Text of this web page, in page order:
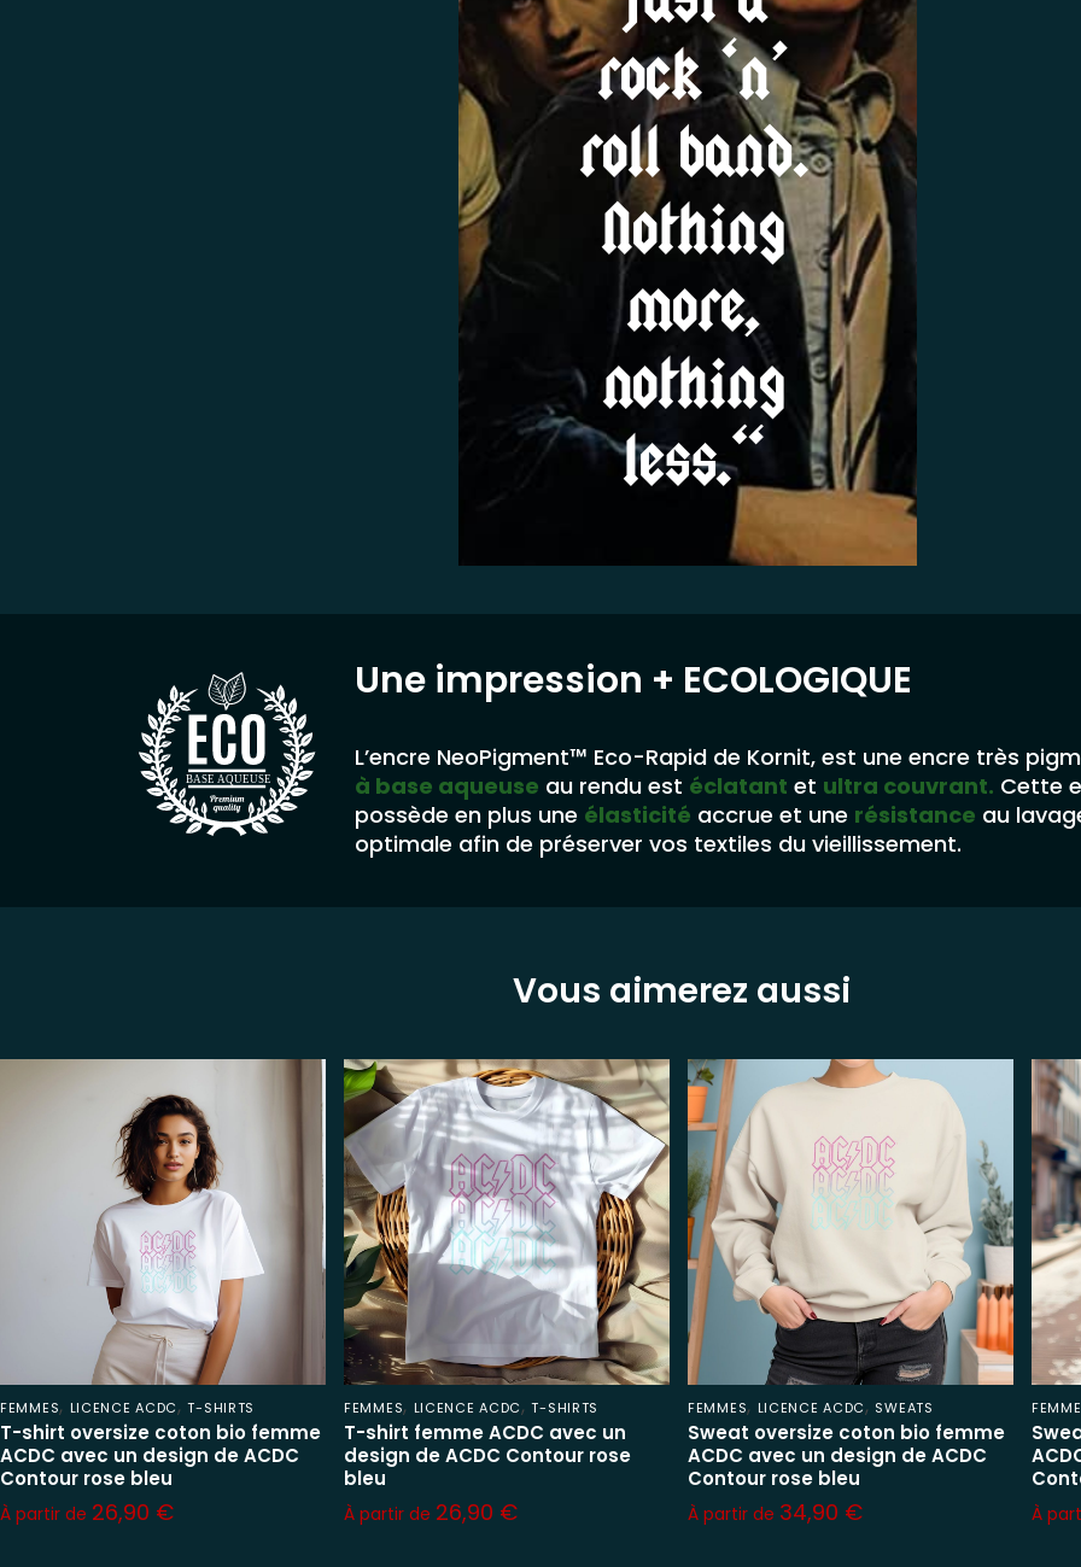
rock ‘n’
roll band.
Nothing
more,
nothing
less.“
BASE AQUEUSE
Une impression + ECOLOGIQUE
L’encre NeoPigment™ Eco-Rapid de Kornit, est une encre très
à base aqueuse au rendu est éclatant et ultra couvrant. Cette
possède en plus une élasticité accrue et une résistance au
optimale afin de préserver vos textiles du vieillissement.
Vous aimerez aussi
FEMMES, LICENCE ACDC,T-SHIRTS
T-shirt oversize coton bio femme
ACDC avec un design de ACDC
Contour rose bleu
À partir de 26,90 €
FEMMES, LICENCE ACDC,T-SHIRTS
T-shirt femme ACDC avec un
design de ACDC Contour rose
bleu
À partir de 26,90 €
FEMMES, LICENCE ACDC, SWEATS
Sweat oversize coton bio femme
ACDC avec un design de ACDC
Contour rose bleu
À partir de 34,90 € À